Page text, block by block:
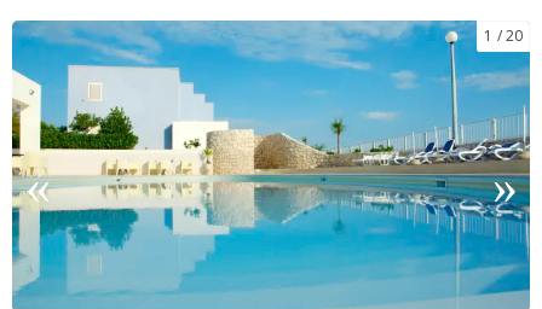
1 20